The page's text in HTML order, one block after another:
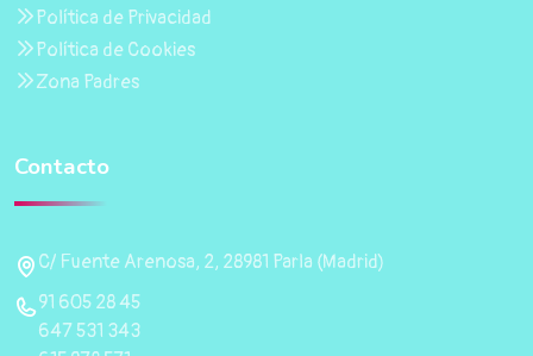
Política de Privacidad
Política de Cookies
Zona Padres
Contacto
C/ Fuente Arenosa, 2, 28981 Parla (Madrid)
91 605 28 45
647 531 343